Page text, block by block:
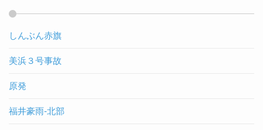
しんぶん赤旗
美浜３号事故
原発
福井豪雨-北部